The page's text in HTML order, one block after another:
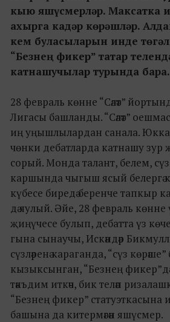
кыю яшүсмерләр. Максатка
ахырга кадәр көрәшләр.
кем буласыларын инде төгәл
“Безнең фикер” татар
катнашучылар турында бара.
28 февраль көнне “Сәләт”
Лигасы башланды. “Сәләт”
иң уңышлылардан санала. Юкка
чөнки дебатларда катнашу зур
сорый. Монда талант, белем,
каршында чыгыш ясый белергә
күбесе биредә беренче тапкыр
дә яулый. Әйе, 28 февраль көнне
җиңүчесе булып, дебатта үз
гына сынаучы, Искәндәр
сүзләренә караганда, “сүз көрәше”
кызыксынган, “Безнең
тәкъдим иткәч, бик теләп
“Безнең фикер” статуэткасына
башына да китермәгән яшүсмер.